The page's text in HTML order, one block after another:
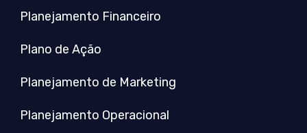
Planejamento Financeiro
Plano de Ação
Planejamento de Marketing
Planejamento Operacional